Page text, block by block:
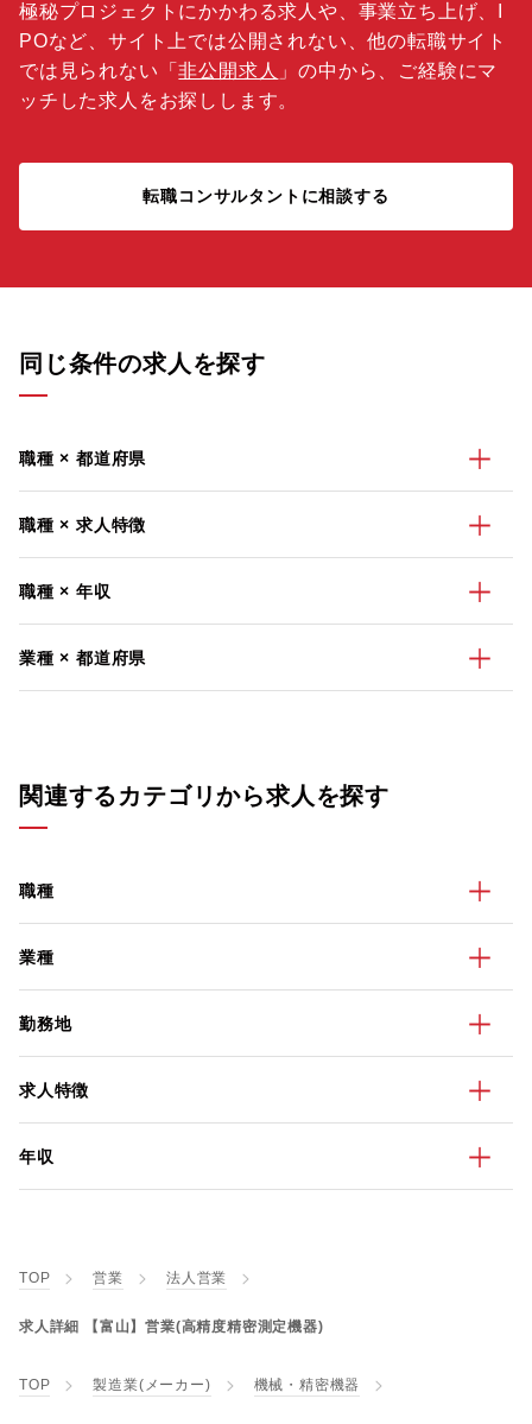
極秘プロジェクトにかかわる求人や、事業立ち上げ、I
POなど、サイト上では公開されない、他の転職サイト
では見られない「非公開求人 」の中から、ご経験にマ
ッチした求人をお探しします。
転職コンサルタントに相談する
同じ条件の求人を探す
職種 × 都道府県
職種 × 求人特徴
職種 × 年収
業種 × 都道府県
関連するカテゴリから求人を探す
職種
業種
勤務地
求人特徴
年収
TOP 営業 法人営業
求人詳細 【富山】営業(高精度精密測定機器)
TOP 製造業(メーカー) 機械・精密機器